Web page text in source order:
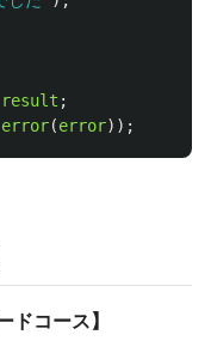
result ;
error(error));
ドコース】